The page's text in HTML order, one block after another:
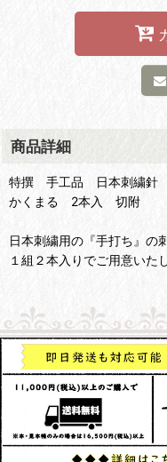
商品詳細
特撰 手工品 日本刺繍針
かくまる 2本入 切附
日本刺繍用の『手打ち』の
１組２本入りでご用意いた